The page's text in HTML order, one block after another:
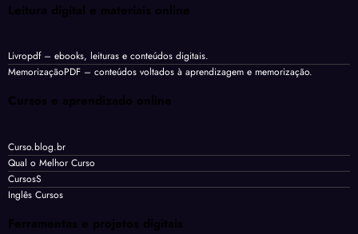
Leitura digital e materiais online
Livropdf– ebooks, leituras e conteúdos digitais.
MemorizaçãoPDF – conteúdos voltados à aprendizagem e memorização.
Cursos e aprendizado online
Curso.blog.br
Qual o Melhor Curso
CursosS
Inglês Cursos
Ferramentas e projetos digitais